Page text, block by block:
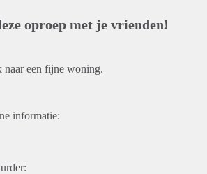
oproep met je vrienden!
naar een fijne woning.
informatie: